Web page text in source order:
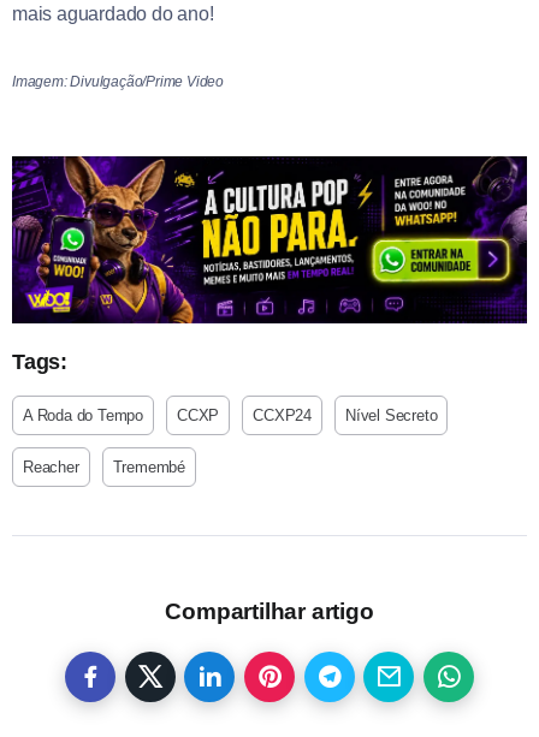
mais aguardado do ano!
Imagem: Divulgação/Prime Video
Tags:
A Roda do Tempo CCXP CCXP24 Nível Secreto
Reacher Tremembé
Compartilhar artigo